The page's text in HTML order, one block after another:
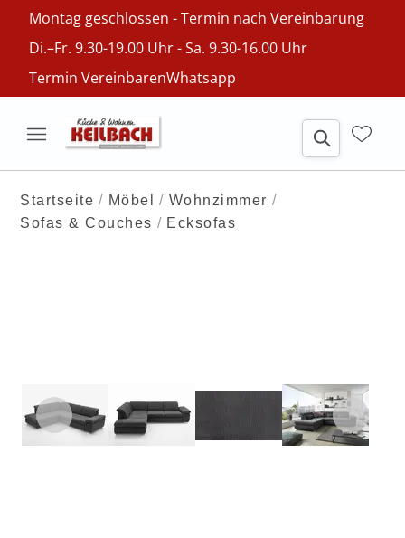
Montag geschlossen - Termin nach Vereinbarung
Di.–Fr. 9.30-19.00 Uhr - Sa. 9.30-16.00 Uhr
Termin VereinbarenWhatsapp
Startseite Möbel
Wohnzimmer
Sofas & Couches
Ecksofas